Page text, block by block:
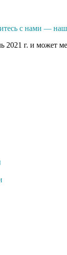
с нами —
2021 г. и может